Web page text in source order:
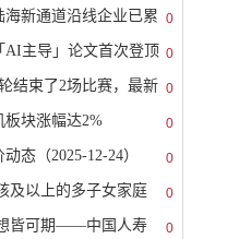
0
海新通道沿线企业已累
0
AI主导」论文首次登顶
0
结束了2场比赛，最新
0
板块涨幅达2%
0
态（2025-12-24）
0
及以上的多子女家庭
0
皆可期——中国人寿